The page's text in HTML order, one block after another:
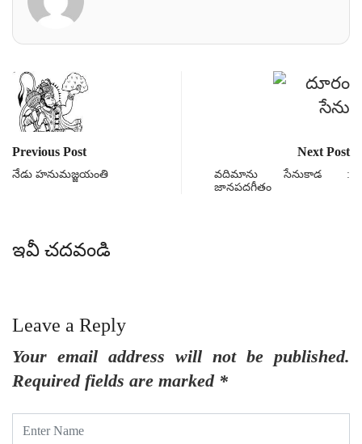
Previous Post
నేడు హనుమజ్జయంతి
Next Post
వదిమాను సేనుకాడ :
జానపదగీతం
ఇవీ చదవండి
Leave a Reply
Your email address will not be published.
Required fields are marked *